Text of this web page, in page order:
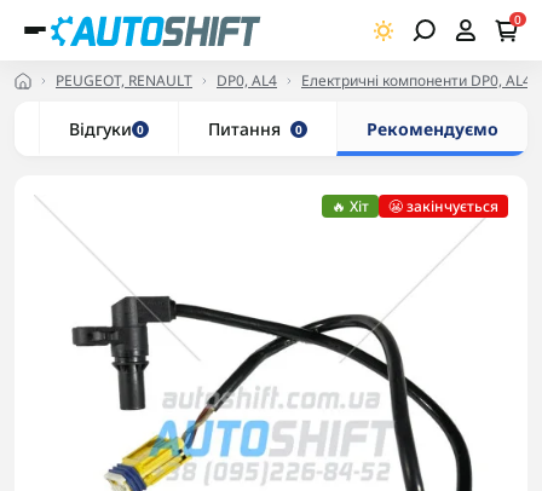
0
PEUGEOT, RENAULT DP0, AL4 Електричні компоненти DP0, AL4
Відгуки 0 Питання 0 Рекомендуємо
🔥 Хіт 😬 закінчується